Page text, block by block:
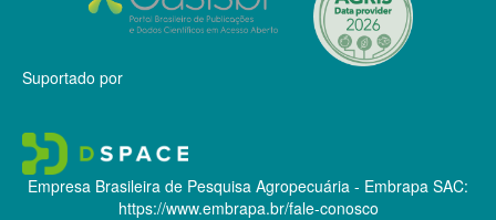
Suportado por
Empresa Brasileira de Pesquisa Agropecuária - Embrapa SAC:
https://www.embrapa.br/fale-conosco